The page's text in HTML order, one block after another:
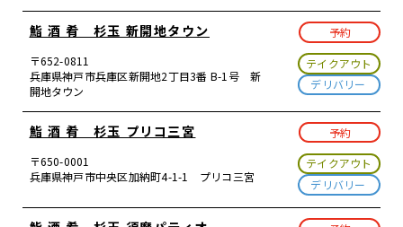
鮨 酒 肴 杉玉 新開地タウン
予約
〒652-0811
兵庫県神戸市兵庫区新開地2丁目3番 B-1号 新
開地タウン
テイクアウト
デリバリー
鮨 酒 肴 杉玉 プリコ三宮
予約
〒650-0001
兵庫県神戸市中央区加納町4-1-1 プリコ三宮
テイクアウト
デリバリー